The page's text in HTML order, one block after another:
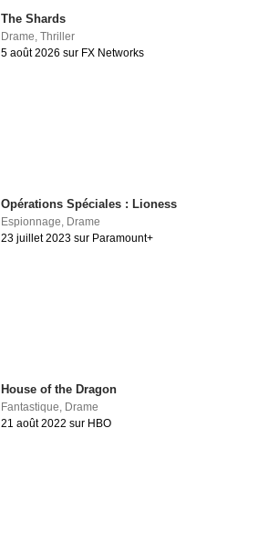
The Shards
Drame ,Thriller
5 août 2026 sur FX Networks
Opérations Spéciales : Lioness
Espionnage, Drame
23 juillet 2023 sur Paramount+
House of the Dragon
Fantastique, Drame
21 août 2022 sur HBO